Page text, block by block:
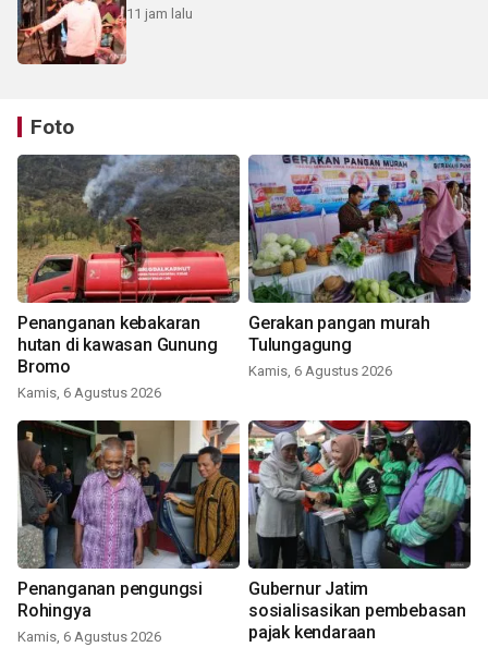
11 jam lalu
Foto
Penanganan kebakaran
hutan di kawasan Gunung
Bromo
Kamis, 6 Agustus 2026
Gerakan pangan murah
Tulungagung
Kamis, 6 Agustus 2026
Penanganan pengungsi
Rohingya
Kamis, 6 Agustus 2026
Gubernur Jatim
sosialisasikan pembebasan
pajak kendaraan